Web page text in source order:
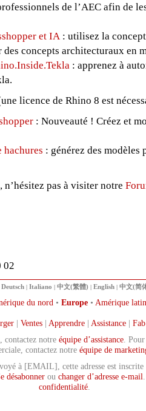
de l’AEC afin de
et IA : utilisez la
concepts architecturaux en
: apprenez à
licence de Rhino 8 est
: Nouveauté ! Créez et
hachures : générez des modèles
n’hésitez pas à visiter notre
02
Deutsch | Italiano | 中文(繁體) | English | 中文(简
du nord • Europe • Amérique
| Ventes| Apprendre| Assistance|
contactez notre équipe d’assistance .
contactez notre équipe de
à [EMAIL], cette adresse est
désabonnerou changer d’adresse e-mail
confidentialité.